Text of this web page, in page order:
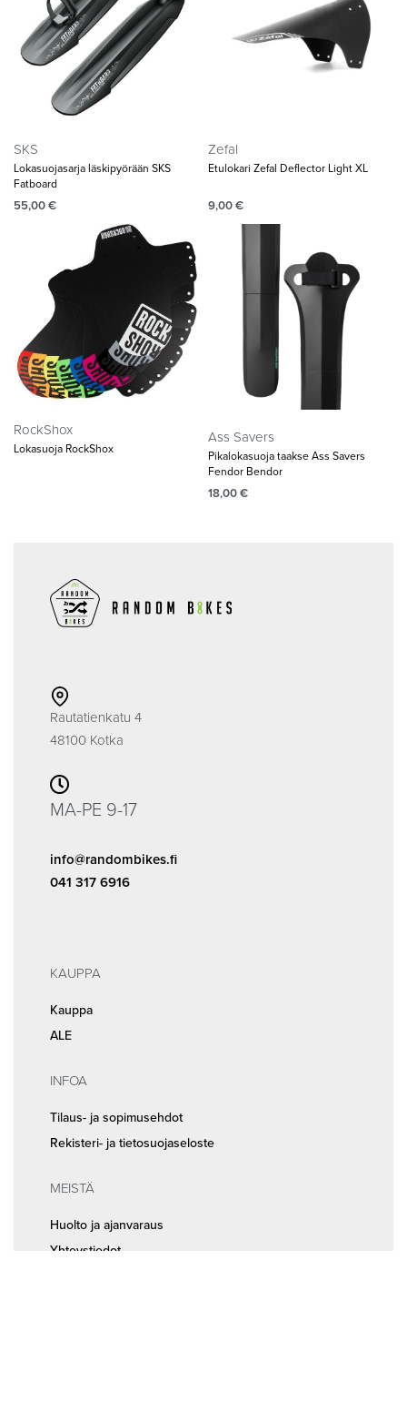
SKS
Lokasuojasarja läskipyörään SKS
Fatboard
55,00€
Zefal
Etulokari Zefal Deflector Light XL
9,00€
RockShox
Lokasuoja RockShox
Ass Savers
Pikalokasuoja taakse Ass Savers
Fendor Bendor
18,00€
Rautatienkatu 4
48100 Kotka
MA-PE 9-17
info@randombikes.fi
041 317 6916
KAUPPA
Kauppa
ALE
INFOA
Tilaus- ja sopimusehdot
Rekisteri- ja tietosuojaseloste
MEISTÄ
Huolto ja ajanvaraus
Yhteystiedot